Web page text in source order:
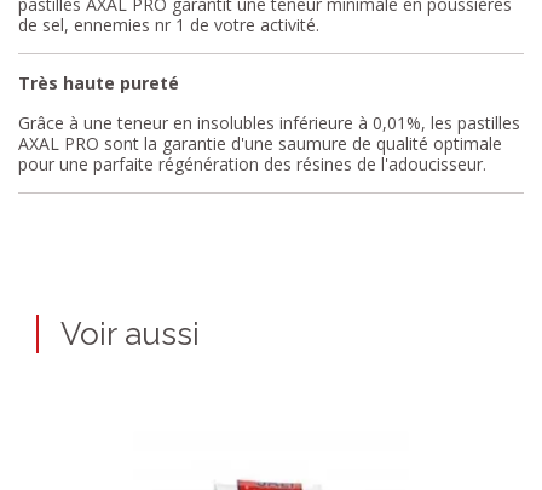
de sel, ennemies nr 1 de votre activité.
Très haute pureté
Grâce à une teneur en insolubles inférieure à 0,01%, les pastilles
AXAL PRO sont la garantie d'une saumure de qualité optimale
pour une parfaite régénération des résines de l'adoucisseur.
Voir aussi